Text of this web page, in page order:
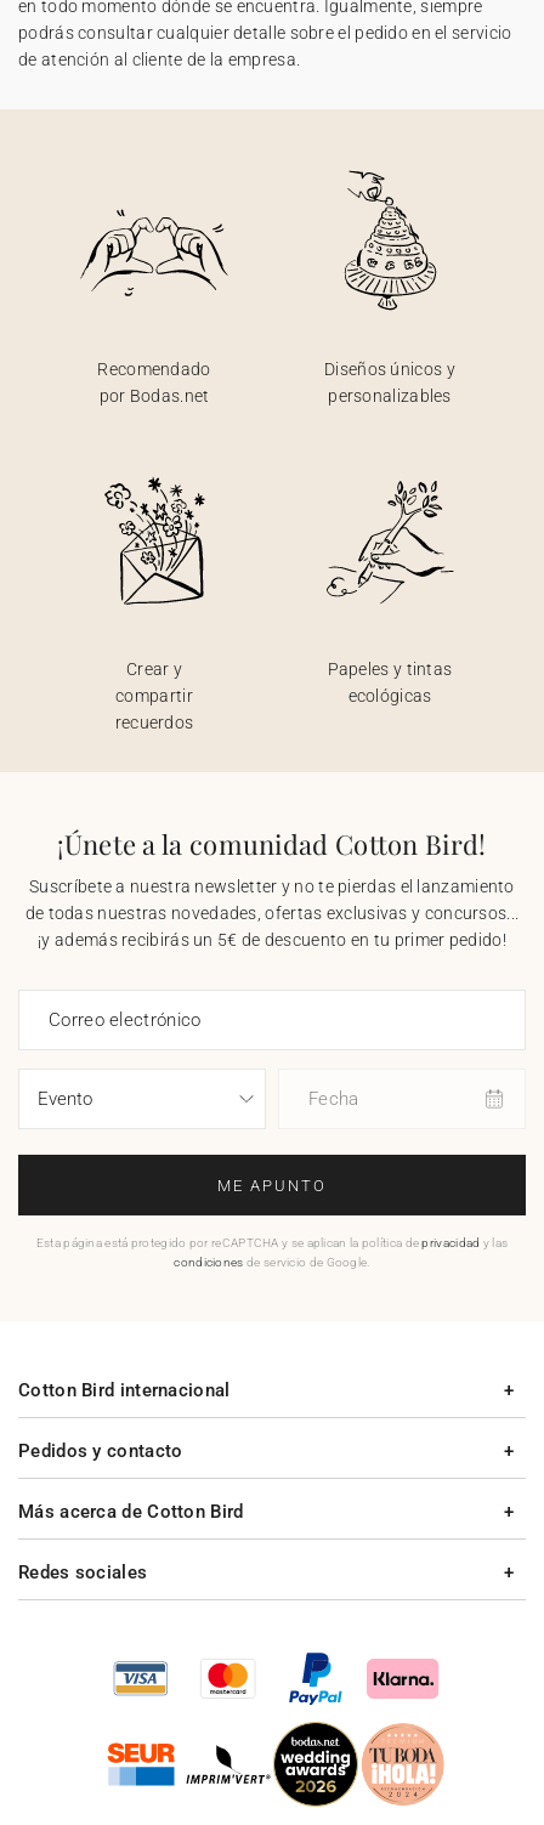
en todo momento dónde se encuentra. Igualmente, siempre
podrás consultar cualquier detalle sobre el pedido en el servicio
de atención al cliente de la empresa.
Recomendado
por Bodas.net
Diseños únicos y
personalizables
Crear y
compartir
recuerdos
Papeles y tintas
ecológicas
¡Únete a la comunidad Cotton Bird!
Suscríbete a nuestra newsletter y no te pierdas el lanzamiento
de todas nuestras novedades, ofertas exclusivas y concursos...
¡y además recibirás un 5€ de descuento en tu primer pedido!
Correo electrónico
Fecha
ME APUNTO
Esta página está protegido por reCAPTCHA y se aplican la política deprivacidad y las
condiciones de servicio de Google.
Pedidos y contacto
Más acerca de Cotton Bird
Cotton Bird internacional
Redes sociales